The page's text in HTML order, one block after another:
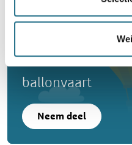
Word lid en
ballonvaart
Neem deel